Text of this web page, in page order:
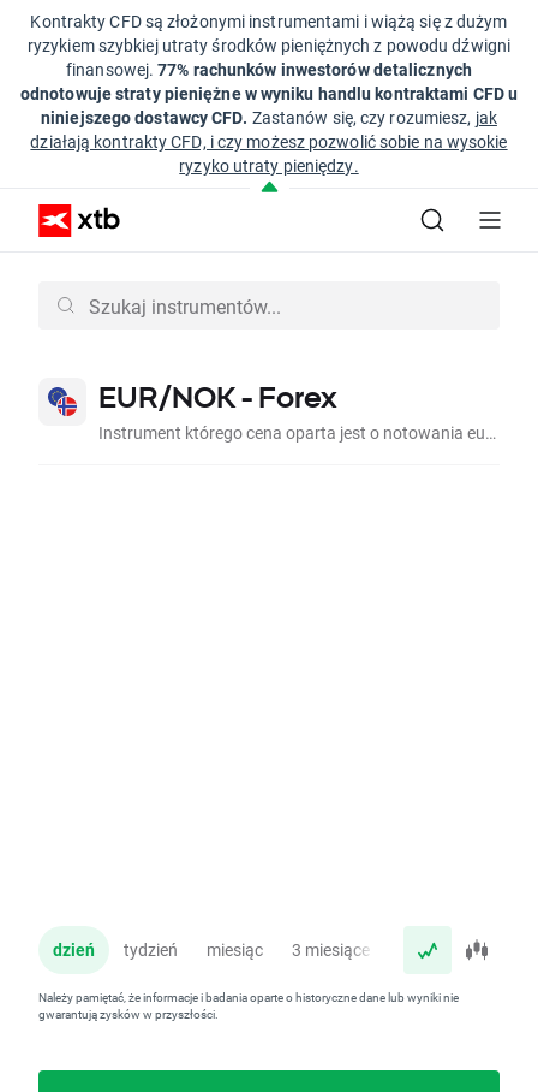
Kontrakty CFD są złożonymi instrumentami i wiążą się z dużym
ryzykiem szybkiej utraty środków pieniężnych z powodu dźwigni
finansowej.77% rachunków inwestorów detalicznych
odnotowuje straty pieniężne w wyniku handlu kontraktami CFD u
niniejszego dostawcy CFD. Zastanów się, czy rozumiesz, jak
działają kontrakty CFD, i czy możesz pozwolić sobie na wysokie
ryzyko utraty pieniędzy.
EUR/NOK - Forex
Instrument którego cena oparta jest o notowania euro do korony norweskiej na rynku międzybankowym.
dzień tydzień miesiąc 3 miesiące rok
Należy pamiętać, że informacje i badania oparte o historyczne dane lub wyniki nie
gwarantują zysków w przyszłości.